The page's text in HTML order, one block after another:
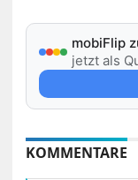
mobiFlip
jetzt als
KOMMENTARE